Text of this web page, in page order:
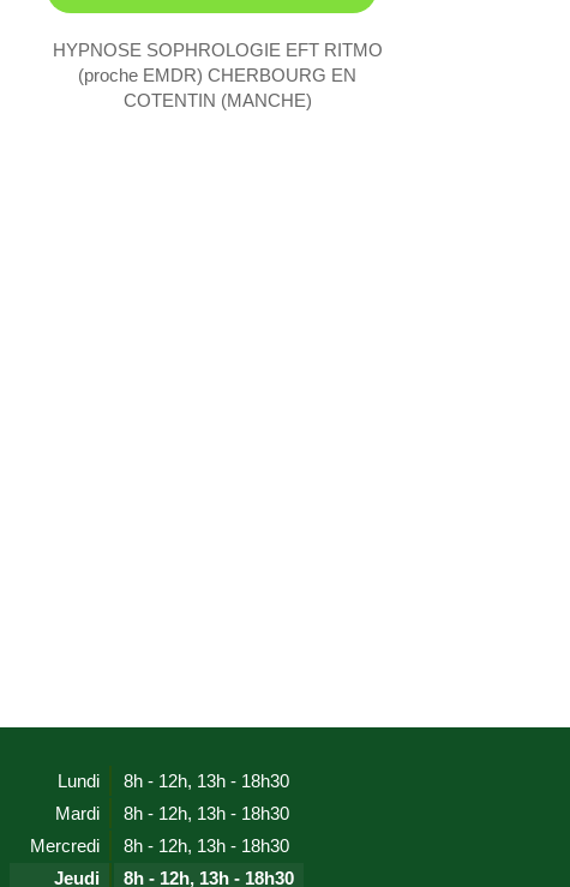
HYPNOSE SOPHROLOGIE EFT RITMO
(proche EMDR) CHERBOURG EN
COTENTIN (MANCHE)
Lundi 8h - 12h, 13h - 18h30
Mardi
8h - 12h, 13h - 18h30
Mercredi
8h - 12h, 13h - 18h30
Jeudi
8h - 12h, 13h - 18h30